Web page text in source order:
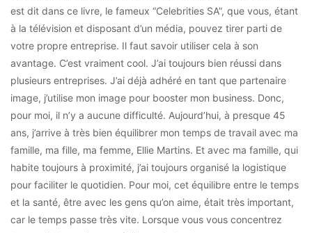
est dit dans ce livre, le fameux “Celebrities SA”, que vous, étant
à la télévision et disposant d’un média, pouvez tirer parti de
votre propre entreprise. Il faut savoir utiliser cela à son
avantage. C’est vraiment cool. J’ai toujours bien réussi dans
plusieurs entreprises. J’ai déjà adhéré en tant que partenaire
image, j’utilise mon image pour booster mon business. Donc,
pour moi, il n’y a aucune difficulté. Aujourd’hui, à presque 45
ans, j’arrive à très bien équilibrer mon temps de travail avec ma
famille, ma fille, ma femme, Ellie Martins. Et avec ma famille, qui
habite toujours à proximité, j’ai toujours organisé la logistique
pour faciliter le quotidien. Pour moi, cet équilibre entre le temps
et la santé, être avec les gens qu’on aime, était très important,
car le temps passe très vite. Lorsque vous vous concentrez